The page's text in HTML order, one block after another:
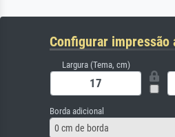
Configurar impressão
Largura (Tema, cm)
Borda adicional
0 cm de borda